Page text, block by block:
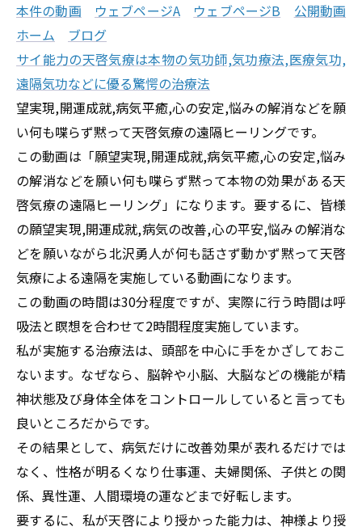
本件の動画 ウェブページA ウェブページB
公開動画
ホーム
ブログ
サイ能力の天啓気療は本物の気功師,気功療法,医療気功,
遠隔気功などに優る驚愕の治療法
望実現,開運成就,病気平癒,心の安定,悩みの解消などを願
い何も喋らず黙って天啓気療の遠隔ヒーリングです。
この動画は「願望実現,開運成就,病気平癒,心の安定,悩み
の解消などを願い何も喋らず黙って本物の効果がある天
啓気療の遠隔ヒーリング」になります。要するに、皆様
の願望実現,開運成就,病気の改善,心の平安,悩みの解消な
どを願いながら北沢勇人が何も話さず動かず黙って天啓
気療による遠隔を実施している動画になります。
この動画の時間は30分程度ですが、実際に行う時間は呼
吸法と瞑想を合わせて2時間程度実施しています。
私が実施する治療法は、頭部を中心に手をかざしておこ
ないます。なぜなら、脳幹や小脳、大脳などの機能が精
神状態及び身体全体をコントロールしていると言っても
良いところだからです。
その結果として、病気だけに改善効果が表れるだけでは
なく、性格が明るくなり仕事運、夫婦関係、子供との関
係、異性運、人間環境の運などまで好転します。
要するに、私が天啓により授かった能力は、神様より授